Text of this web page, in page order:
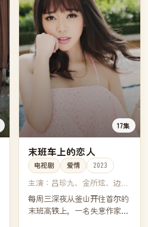
17集
末班车上的恋人
电视剧 爱情 2023
主演： 吕珍九、金所炫、边佑
锡、蔡秀彬
每周三深夜从釜山开往首尔的
末班高铁上，一名失意作家与